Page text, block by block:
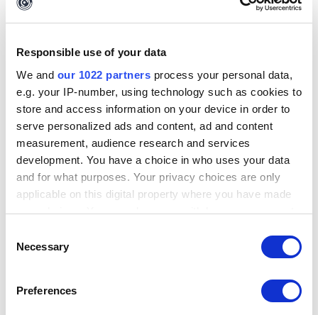
Responsible use of your data
We and our 1022 partners process your personal data,
e.g. your IP-number, using technology such as cookies to
store and access information on your device in order to
serve personalized ads and content, ad and content
measurement, audience research and services
development. You have a choice in who uses your data
and for what purposes. Your privacy choices are only
applicable on this digital property where you have made
your choices. You can change or withdraw your consent
the Privacy trigger icon.
Collect information about your geographical
Selection
Necessary
Preferences
verwenden soll, kann die Anwendung dennoch Mails
versenden. Diese Mails landen jedoch sehr wahrscheinlich
Mailserver Daten anzugeben.
Wenn Sie solche Daten bereits haben, geben Sie diese hier ein.
Wenn Sie keinen SMTP Mail Server einrichten möchten, wählen
Sie "5. Skip this step"
Festlegen des Hostnamens
Sie werden nach dem Wert 'CSRF_TRUSTED_HOST' gefragt. Dies
ist die Host URL, unter der der Server für Ihre Nutzer erreichbar ist.
IP Adresse sein. Bitte geben Sie den Wert inklusive 'https://' ein.